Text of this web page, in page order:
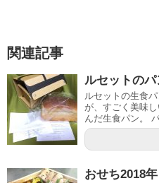
関連記事
ルセットのパ
ルセットの生食
が、すごく美味
んだ生食パン。
おせち2018